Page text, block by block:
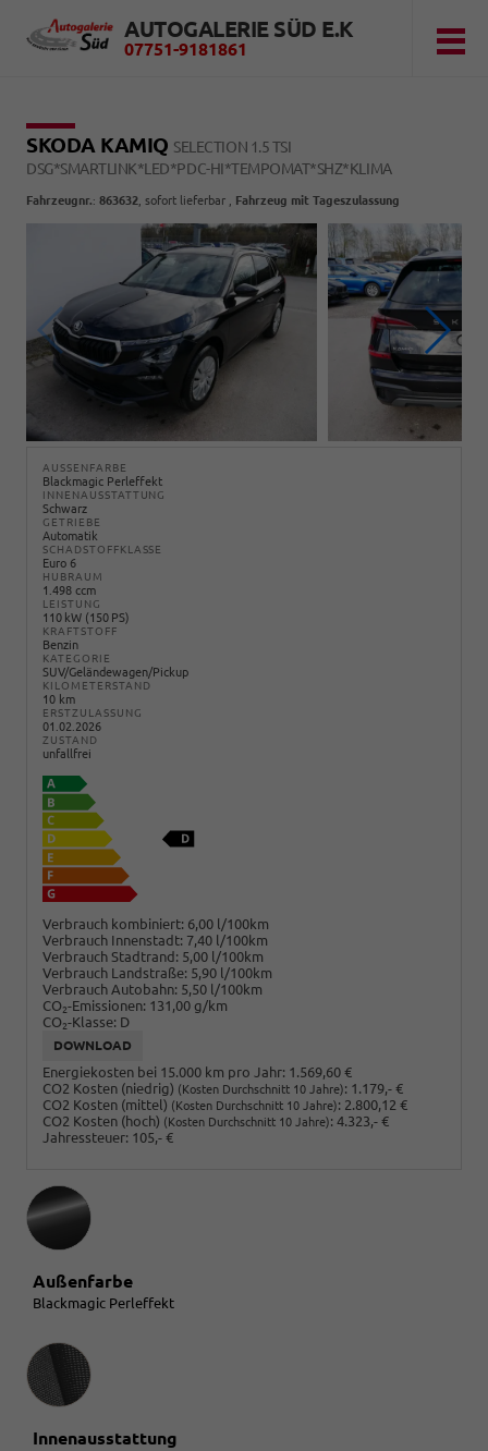
AUTOGALERIE SÜD E.K
07751-9181861
SKODA KAMIQ SELECTION 1.5 TSI
DSG*SMARTLINK*LED*PDC-HI*TEMPOMAT*SHZ*KLIMA
Fahrzeugnr.: 863632 sofort lieferbar Fahrzeug mit Tageszulassung
AUSSENFARBE
Blackmagic Perleffekt
INNENAUSSTATTUNG
Schwarz
GETRIEBE
Automatik
SCHADSTOFFKLASSE
Euro 6
HUBRAUM
1.498 ccm
LEISTUNG
110 kW (150 PS)
KRAFTSTOFF
Benzin
KATEGORIE
SUV/Geländewagen/Pickup
KILOMETERSTAND
10 km
ERSTZULASSUNG
01.02.2026
ZUSTAND
unfallfrei
Verbrauch kombiniert: 6,00 l/100km
Verbrauch Innenstadt: 7,40 l/100km
Verbrauch Stadtrand: 5,00 l/100km
Verbrauch Landstraße: 5,90 l/100km
Verbrauch Autobahn: 5,50 l/100km
CO2-Emissionen: 131,00 g/km
CO2-Klasse: D
DOWNLOAD
Energiekosten bei 15.000 km pro Jahr: 1.569,60 €
CO2 Kosten (niedrig) (Kosten Durchschnitt 10 Jahre): 1.179,- €
CO2 Kosten (mittel) (Kosten Durchschnitt 10 Jahre): 2.800,12 €
CO2 Kosten (hoch) (Kosten Durchschnitt 10 Jahre): 4.323,- €
Jahressteuer: 105,- €
Außenfarbe
Blackmagic Perleffekt
Innenausstattung
Innenausstattung